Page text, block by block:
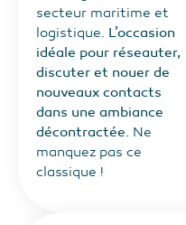
secteur maritime et
logistique. L’occasion
idéale pour réseauter,
discuter et nouer de
nouveaux contacts
dans une ambiance
décontractée. Ne
manquez pas ce
classique !